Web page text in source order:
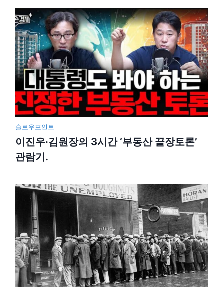
슬로우포인트
이진우·김원장의 3시간 ‘부동산 끝장토론’
관람기.